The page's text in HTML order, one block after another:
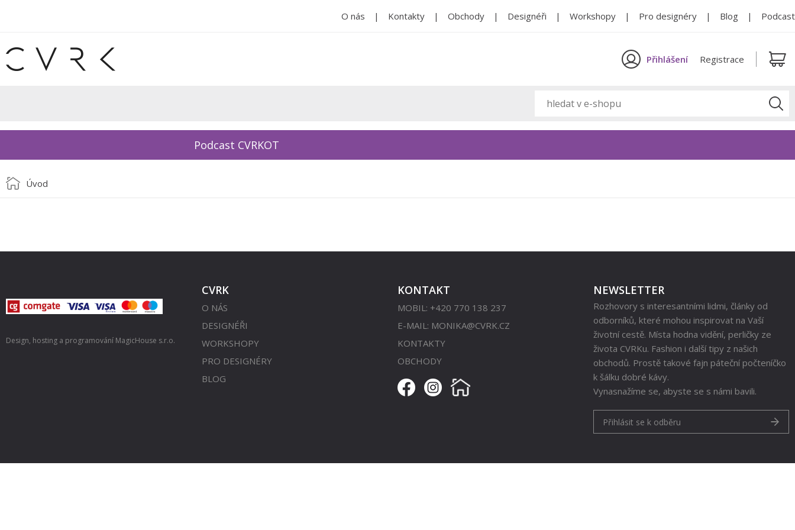
O nás Kontakty Obchody Designéři Workshopy Pro designéry Blog Podcast
Přihlášení Registrace
Podcast CVRKOT
Úvod
Design, hosting a programování MagicHouse s.r.o.
CVRK
O NÁS
DESIGNÉŘI
WORKSHOPY
PRO DESIGNÉRY
BLOG
KONTAKT
MOBIL: +420 770 138 237
E-MAIL: MONIKA@CVRK.CZ
KONTAKTY
OBCHODY
NEWSLETTER
Rozhovory s interesantními lidmi, články od
odborníků, které mohou inspirovat na Vaší
životní cestě. Místa hodna vidění, perličky ze
života CVRKu. Fashion i další tipy z našich
obchodů. Prostě takové fajn páteční počteníčko
k šálku dobré kávy.
Vynasnažíme se, abyste se s námi bavili.
Přihlásit se k odběru